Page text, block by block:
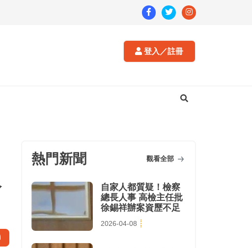
登入／註冊
熱門新聞 觀看全部
自家人都質疑！檢察
總長人事 高檢主任批
徐錫祥辦案資歷不足
2026-04-08